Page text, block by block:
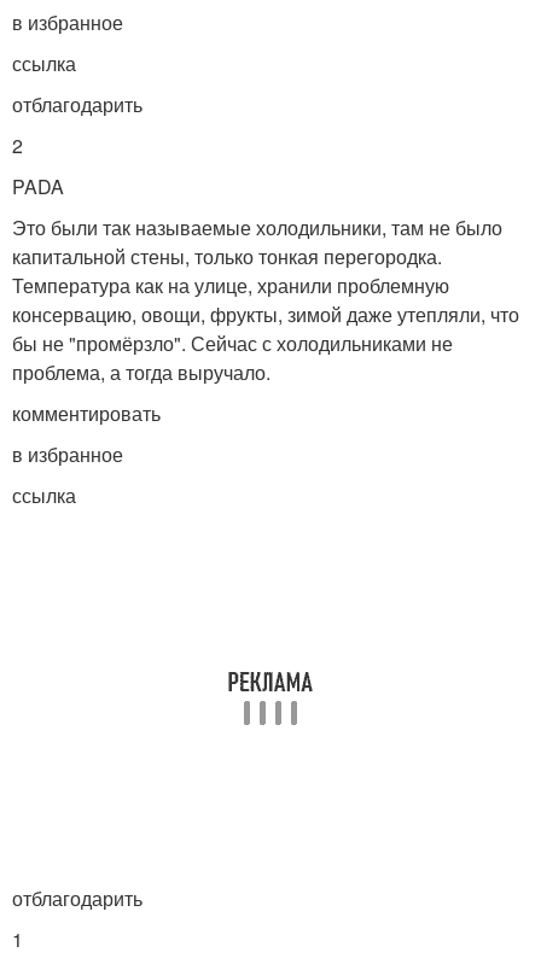
в избранное
ссылка
отблагодарить
2
PADA
Это были так называемые холодильники, там не было
капитальной стены, только тонкая перегородка.
Температура как на улице, хранили проблемную
консервацию, овощи, фрукты, зимой даже утепляли, что
бы не "промёрзло". Сейчас с холодильниками не
проблема, а тогда выручало.
комментировать
в избранное
ссылка
отблагодарить
1